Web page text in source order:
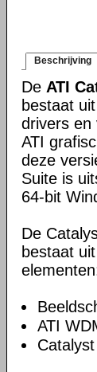
Beschrijving
De ATI
bestaat
drivers en
ATI
deze
Suite is
64-bit
De
bestaat
ATI